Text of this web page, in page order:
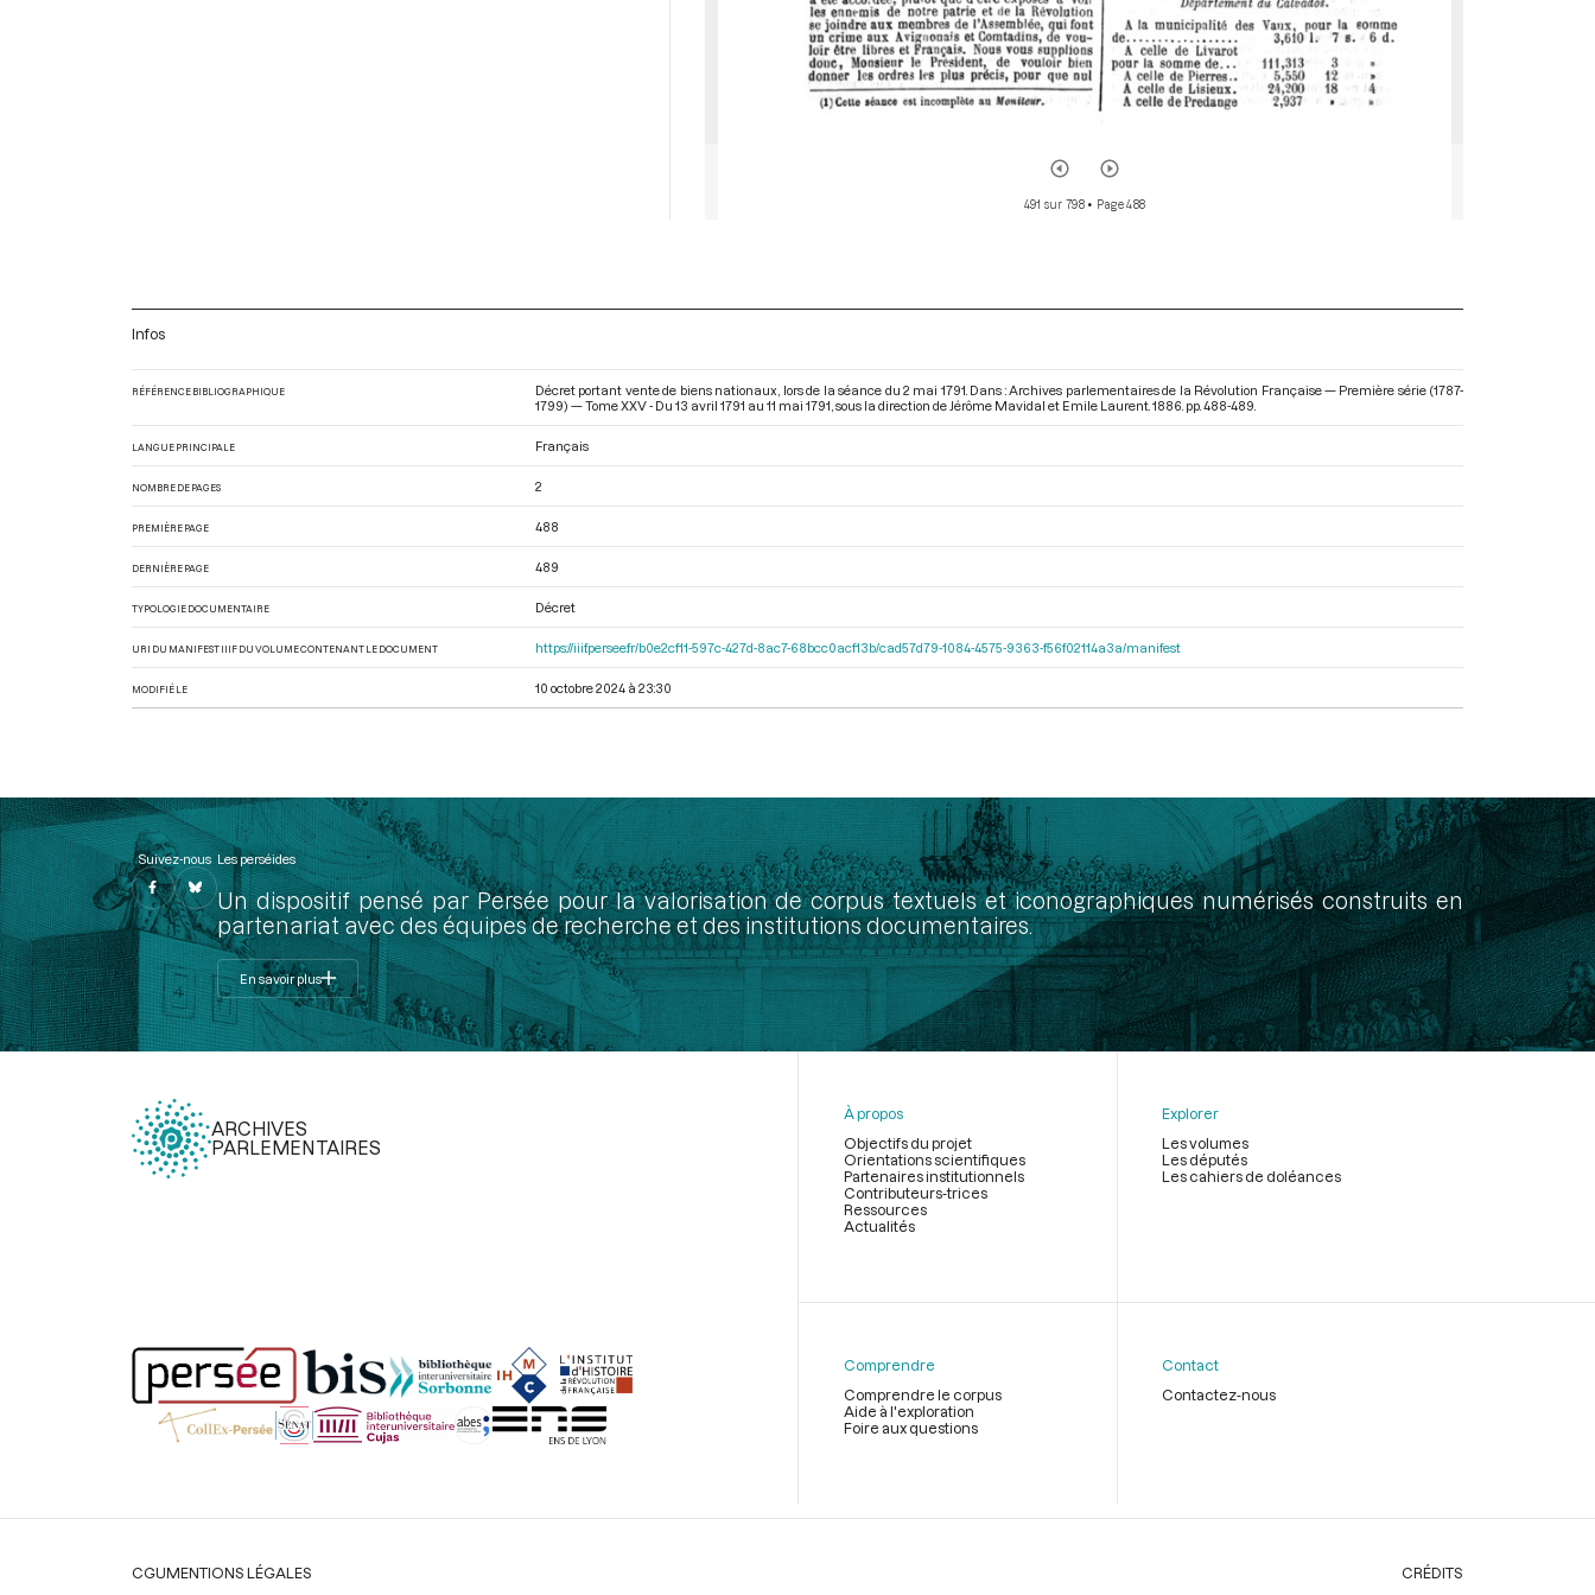
491 sur 798• Page 488
Infos
RÉFÉRENCE BIBLIOGRAPHIQUE
Décret portant vente de biens nationaux, lors de la séance du 2 mai 1791. Dans : Archives parlementaires de la Révolution Française — Première série (1787-
1799) — Tome XXV - Du 13 avril 1791 au 11 mai 1791 , sous la direction de Jérôme Mavidal et Emile Laurent. 1886. pp. 488-489.
LANGUE PRINCIPALE Français
NOMBRE DE PAGES 2
PREMIÈRE PAGE 488
DERNIÈRE PAGE 489
TYPOLOGIE DOCUMENTAIRE Décret
URI DU MANIFEST IIIF DU VOLUME CONTENANT LE DOCUMENT https://iiif.persee.fr/b0e2cf11-597c-427d-8ac7-68bcc0acf13b/cad57d79-1084-4575-9363-f56f02114a3a/manifest
MODIFIÉ LE 10 octobre 2024 à 23:30
Suivez-nous Les perséides
Un dispositif pensé par Persée pour la valorisation de corpus textuels et iconographiques numérisés construits en
partenariat avec des équipes de recherche et des institutions documentaires.
En savoir plus
ARCHIVES
PARLEMENTAIRES
page
À propos
Objectifs du projet
Orientations scientifiques
Partenaires institutionnels
Contributeurs-trices
Ressources
Actualités
Explorer
Les volumes
Les députés
Les cahiers de doléances
Comprendre
Comprendre le corpus
Aide à l'exploration
Foire aux questions
Contact
Contactez-nous
Légal
CGUMENTIONS LÉGALES CRÉDITS